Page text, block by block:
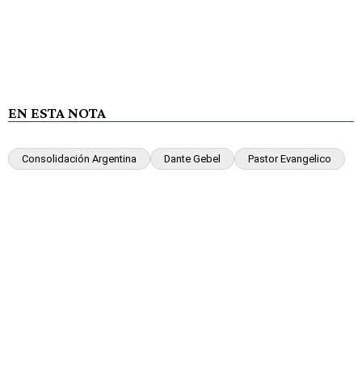
EN ESTA NOTA
Consolidación Argentina Dante Gebel Pastor Evangelico